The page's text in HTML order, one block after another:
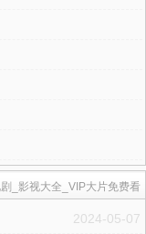
_影视大全_VIP大片免费看
2024-05-07